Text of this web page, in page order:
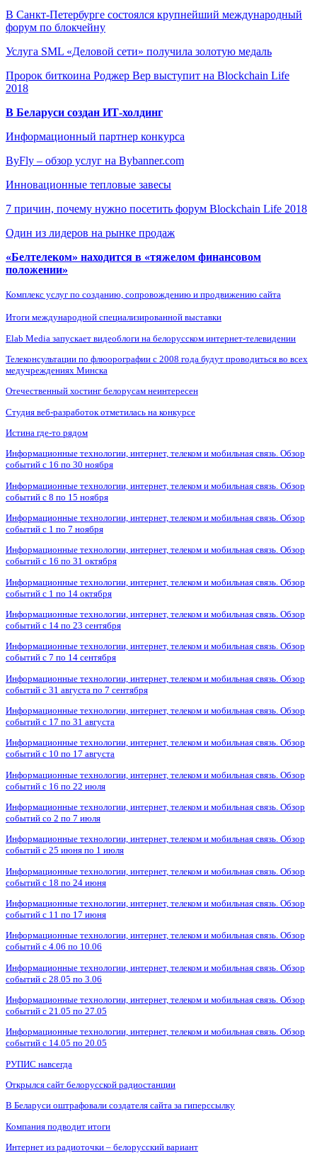
В Санкт-Петербурге состоялся крупнейший международный
форум по блокчейну
Услуга SML «Деловой сети» получила золотую медаль
Пророк биткоина Роджер Вер выступит на Blockchain Life
2018
В Беларуси создан ИТ-холдинг
Информационный партнер конкурса
ByFly – обзор услуг на Bybanner.com
Инновационные тепловые завесы
7 причин, почему нужно посетить форум Blockchain Life 2018
Один из лидеров на рынке продаж
«Белтелеком» находится в «тяжелом финансовом
положении»
Комплекс услуг по созданию, сопровождению и продвижению сайта
Итоги международной специализированной выставки
Elab Media запускает видеоблоги на белорусском интернет-телевидении
Телеконсультации по флюорографии с 2008 года будут проводиться во всех
медучреждениях Минска
Отечественный хостинг белорусам неинтересен
Студия веб-разработок отметилась на конкурсе
Истина где-то рядом
Информационные технологии, интернет, телеком и мобильная связь. Обзор
событий с 16 по 30 ноября
Информационные технологии, интернет, телеком и мобильная связь. Обзор
событий с 8 по 15 ноября
Информационные технологии, интернет, телеком и мобильная связь. Обзор
событий с 1 по 7 ноября
Информационные технологии, интернет, телеком и мобильная связь. Обзор
событий с 16 по 31 октября
Информационные технологии, интернет, телеком и мобильная связь. Обзор
событий с 1 по 14 октября
Информационные технологии, интернет, телеком и мобильная связь. Обзор
событий с 14 по 23 сентября
Информационные технологии, интернет, телеком и мобильная связь. Обзор
событий с 7 по 14 сентября
Информационные технологии, интернет, телеком и мобильная связь. Обзор
событий с 31 августа по 7 сентября
Информационные технологии, интернет, телеком и мобильная связь. Обзор
событий с 17 по 31 августа
Информационные технологии, интернет, телеком и мобильная связь. Обзор
событий с 10 по 17 августа
Информационные технологии, интернет, телеком и мобильная связь. Обзор
событий с 16 по 22 июля
Информационные технологии, интернет, телеком и мобильная связь. Обзор
событий со 2 по 7 июля
Информационные технологии, интернет, телеком и мобильная связь. Обзор
событий с 25 июня по 1 июля
Информационные технологии, интернет, телеком и мобильная связь. Обзор
событий с 18 по 24 июня
Информационные технологии, интернет, телеком и мобильная связь. Обзор
событий с 11 по 17 июня
Информационные технологии, интернет, телеком и мобильная связь. Обзор
событий с 4.06 по 10.06
Информационные технологии, интернет, телеком и мобильная связь. Обзор
событий с 28.05 по 3.06
Информационные технологии, интернет, телеком и мобильная связь. Обзор
событий с 21.05 по 27.05
Информационные технологии, интернет, телеком и мобильная связь. Обзор
событий с 14.05 по 20.05
РУПИС навсегда
Открылся сайт белорусской радиостанции
В Беларуси оштрафовали создателя сайта за гиперссылку
Компания подводит итоги
Интернет из радиоточки – белорусский вариант